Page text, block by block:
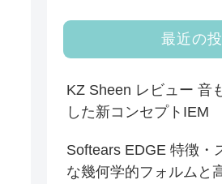
最近の
KZ Sheen レビュー 音
した新コンセプトIEM
Softears EDGE 特徴・
な幾何学的フォルムと